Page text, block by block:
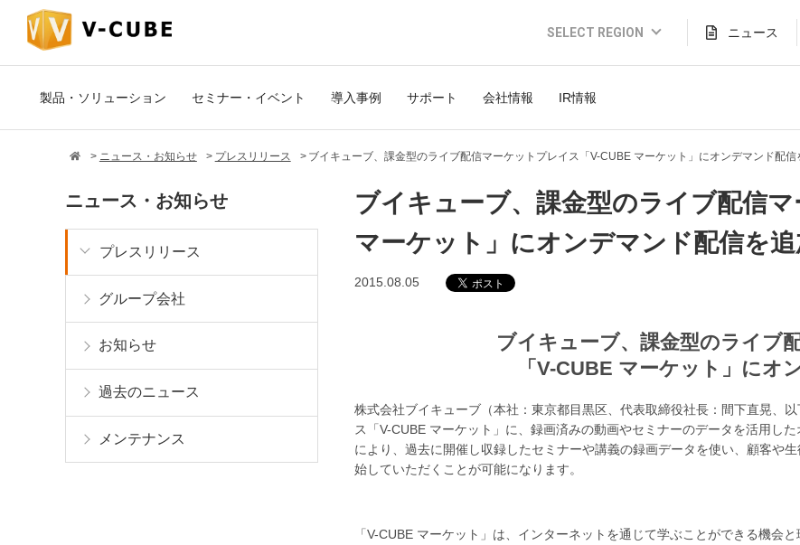
SELECT REGION
Global Website (English)
JAPAN (日本語)
INDONESIA (Bahasa)
TAIWAN(繁體)
ニュース
製品・ソリューション セミナー・イベント 導入事例 サポート 会社情報 IR情報
ニュース・お知らせ プレスリリース ブイキューブ、課金型のライブ配信マーケットプレイス「V-CUBE マーケット」にオンデマンド配信
ブイキューブ、課金型のライブ配信
マーケット」にオンデマンド配信を追
2015.08.05
ブイキューブ、課金型のライブ
「V-CUBE マーケット」にオ
株式会社ブイキューブ（本社：東京都目黒区、代表取締役社長：間下直晃、
ス「V-CUBE マーケット」に、録画済みの動画やセミナーのデータを活用し
により、過去に開催し収録したセミナーや講義の録画データを使い、顧客や
始していただくことが可能になります。
「V-CUBE マーケット」は、インターネットを通じて学ぶことができる機会
ニュース・お知らせ
プレスリリース
グループ会社
お知らせ
過去のニュース
メンテナンス